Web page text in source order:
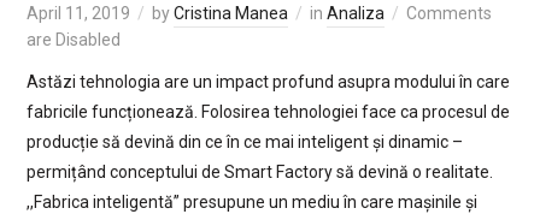
April 11, 2019 byCristina Manea in Analiza
Comments
are Disabled
Astăzi tehnologia are un impact profund asupra modului în care
fabricile funcționează. Folosirea tehnologiei face ca procesul de
producție să devină din ce în ce mai inteligent și dinamic –
permițând conceptului de Smart Factory să devină o realitate.
,,Fabrica inteligentă” presupune un mediu în care mașinile și